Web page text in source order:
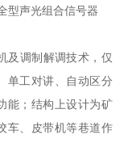
型声光组合信号器
及调制解调技术，仅
单工对讲、自动区分
能；结构上设计为矿
车、皮带机等巷道作